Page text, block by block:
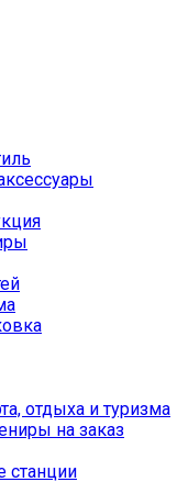
отдыха и туризма
на заказ
станции